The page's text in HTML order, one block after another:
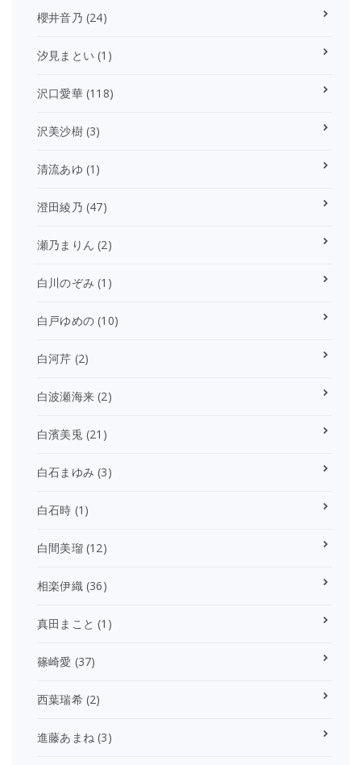
櫻井音乃 (24)
汐見まとい (1)
沢口愛華(118)
沢美沙樹(3)
清流あゆ (1)
澄田綾乃 (47)
瀬乃まりん (2)
白川のぞみ (1)
白戸ゆめの (10)
白河芹 (2)
白波瀬海来 (2)
白濱美兎(21)
白石まゆみ (3)
白石時 (1)
白間美瑠(12)
相楽伊織(36)
真田まこと (1)
篠崎愛 (37)
西葉瑞希(2)
進藤あまね (3)